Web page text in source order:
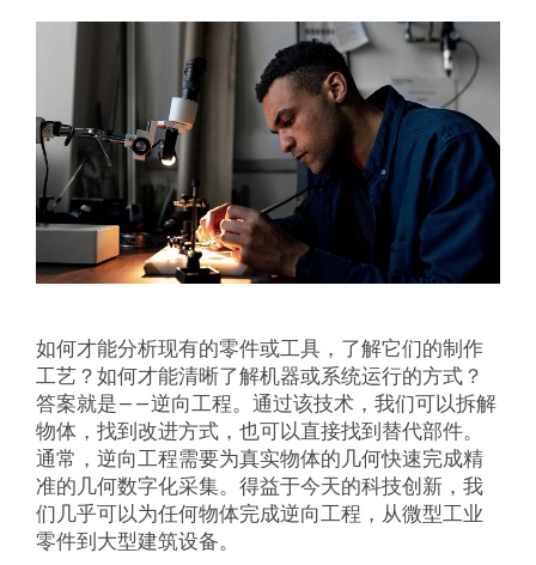
如何才能分析现有的零件或工具，了解它们的制作
工艺？如何才能清晰了解机器或系统运行的方式？
答案就是——逆向工程。通过该技术，我们可以拆解
物体，找到改进方式，也可以直接找到替代部件。
通常，逆向工程需要为真实物体的几何快速完成精
准的几何数字化采集。得益于今天的科技创新，我
们几乎可以为任何物体完成逆向工程，从微型工业
零件到大型建筑设备。